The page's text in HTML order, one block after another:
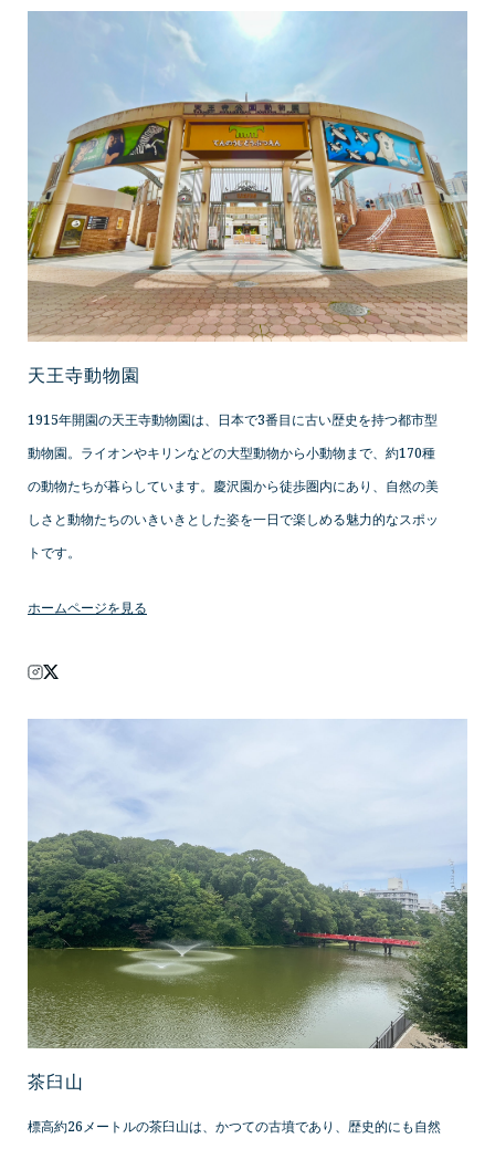
天王寺動物園
1915年開園の天王寺動物園は、日本で3番目に古い歴史を持つ都市型
動物園。ライオンやキリンなどの大型動物から小動物まで、約170種
の動物たちが暮らしています。慶沢園から徒歩圏内にあり、自然の美
しさと動物たちのいきいきとした姿を一日で楽しめる魅力的なスポッ
トです。
ホームページを見る
茶臼山
標高約26メートルの茶臼山は、かつての古墳であり、歴史的にも自然